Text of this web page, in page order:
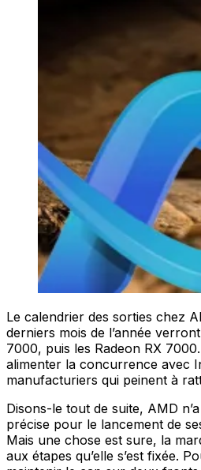
Le calendrier des sorties chez
derniers mois de l’année
7000, puis les Radeon RX
alimenter la concurrence avec
manufacturiers qui peinent à
Disons-le tout de suite, AMD
précise pour le lancement de
Mais une chose est sure, la
aux étapes qu’elle s’est fixée.